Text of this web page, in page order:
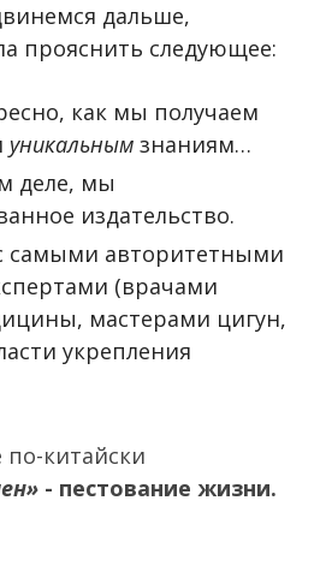
дальше,
прояснить следующее:
как мы получаем
уникальнымзнаниям…
деле, мы
издательство.
самыми авторитетными
(врачами
мастерами цигун,
укрепления
китайски
- пестование жизни.